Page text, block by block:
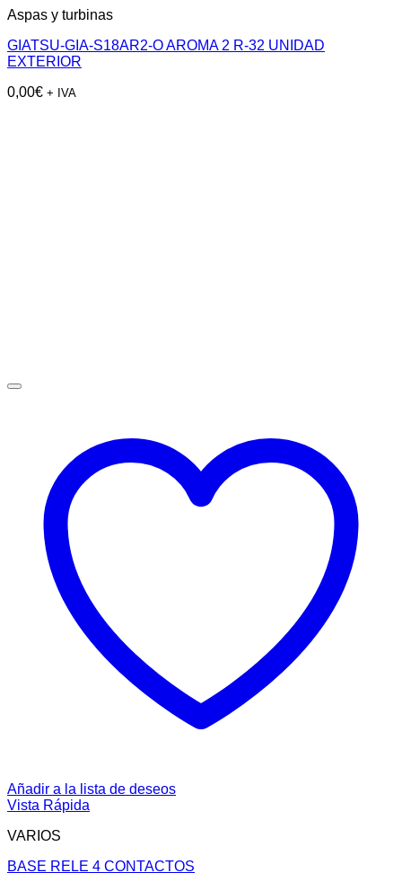
Aspas y turbinas
GIATSU-GIA-S18AR2-O AROMA 2 R-32 UNIDAD
EXTERIOR
0,00€ + IVA
Añadir a la lista de deseos
Vista Rápida
VARIOS
BASE RELE 4 CONTACTOS